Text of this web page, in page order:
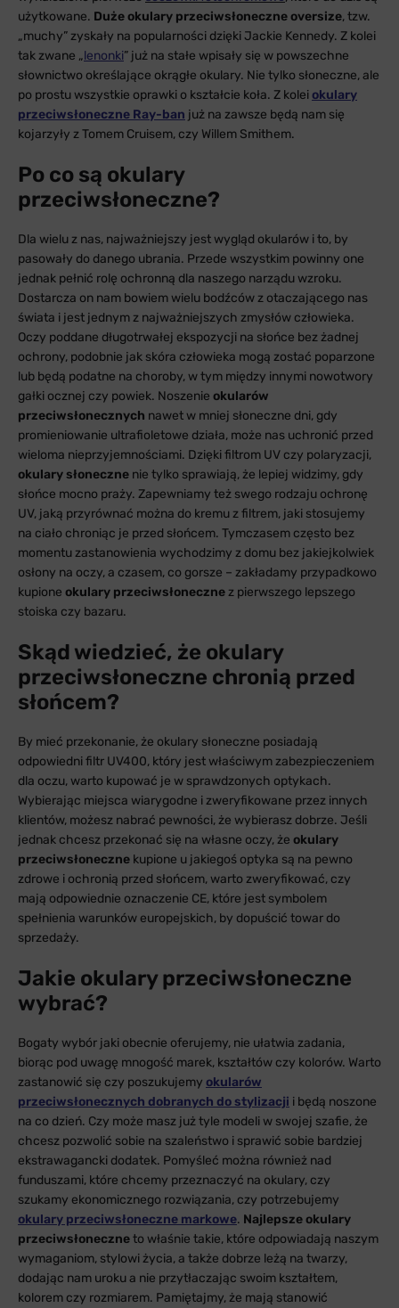
użytkowane. Duże okulary przeciwsłoneczne oversize, tzw.
„muchy” zyskały na popularności dzięki Jackie Kennedy. Z kolei
tak zwane „lenonki” już na stałe wpisały się w powszechne
słownictwo określające okrągłe okulary. Nie tylko słoneczne, ale
po prostu wszystkie oprawki o kształcie koła. Z koleiokulary
przeciwsłoneczne Ray-ban już na zawsze będą nam się
kojarzyły z Tomem Cruisem, czy Willem Smithem.
Po co są okulary
przeciwsłoneczne?
Dla wielu z nas, najważniejszy jest wygląd okularów i to, by
pasowały do danego ubrania. Przede wszystkim powinny one
jednak pełnić rolę ochronną dla naszego narządu wzroku.
Dostarcza on nam bowiem wielu bodźców z otaczającego nas
świata i jest jednym z najważniejszych zmysłów człowieka.
Oczy poddane długotrwałej ekspozycji na słońce bez żadnej
ochrony, podobnie jak skóra człowieka mogą zostać poparzone
lub będą podatne na choroby, w tym między innymi nowotwory
gałki ocznej czy powiek. Noszenie okularów
przeciwsłonecznych nawet w mniej słoneczne dni, gdy
promieniowanie ultrafioletowe działa, może nas uchronić przed
wieloma nieprzyjemnościami. Dzięki filtrom UV czy polaryzacji,
okulary słoneczne nie tylko sprawiają, że lepiej widzimy, gdy
słońce mocno praży. Zapewniamy też swego rodzaju ochronę
UV, jaką przyrównać można do kremu z filtrem, jaki stosujemy
na ciało chroniąc je przed słońcem. Tymczasem często bez
momentu zastanowienia wychodzimy z domu bez jakiejkolwiek
osłony na oczy, a czasem, co gorsze – zakładamy przypadkowo
kupione okulary przeciwsłonecznez pierwszego lepszego
stoiska czy bazaru.
Skąd wiedzieć, że okulary
przeciwsłoneczne chronią przed
słońcem?
By mieć przekonanie, że okulary słoneczne posiadają
odpowiedni filtr UV400, który jest właściwym zabezpieczeniem
dla oczu, warto kupować je w sprawdzonych optykach.
Wybierając miejsca wiarygodne i zweryfikowane przez innych
klientów, możesz nabrać pewności, że wybierasz dobrze. Jeśli
jednak chcesz przekonać się na własne oczy, że okulary
przeciwsłoneczne kupione u jakiegoś optyka są na pewno
zdrowe i ochronią przed słońcem, warto zweryfikować, czy
mają odpowiednie oznaczenie CE, które jest symbolem
spełnienia warunków europejskich, by dopuścić towar do
sprzedaży.
Jakie okulary przeciwsłoneczne
wybrać?
Bogaty wybór jaki obecnie oferujemy, nie ułatwia zadania,
biorąc pod uwagę mnogość marek, kształtów czy kolorów. Warto
zastanowić się czy poszukujemy okularów
przeciwsłonecznych dobranych do stylizacji i będą noszone
na co dzień. Czy może masz już tyle modeli w swojej szafie, że
chcesz pozwolić sobie na szaleństwo i sprawić sobie bardziej
ekstrawagancki dodatek. Pomyśleć można również nad
funduszami, które chcemy przeznaczyć na okulary, czy
szukamy ekonomicznego rozwiązania, czy potrzebujemy
okulary przeciwsłoneczne markowe. Najlepsze okulary
przeciwsłoneczneto właśnie takie, które odpowiadają naszym
wymaganiom, stylowi życia, a także dobrze leżą na twarzy,
dodając nam uroku a nie przytłaczając swoim kształtem,
kolorem czy rozmiarem. Pamiętajmy, że mają stanowić